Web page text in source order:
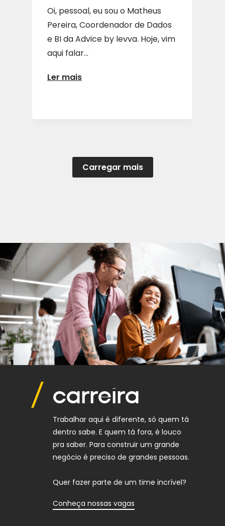
Oi, pessoal, eu sou o Matheus
Pereira, Coordenador de Dados
e BI da Advice by levva. Hoje, vim
aqui falar...
Ler mais
Carregar mais
carreira
Trabalhar aqui é diferente, só quem tá
dentro sabe. E quem tá fora, é louco
pra saber. Para construir um grande
negócio é preciso de grandes pessoas.
Quer fazer parte de um time incrível?
Conheça nossas vagas